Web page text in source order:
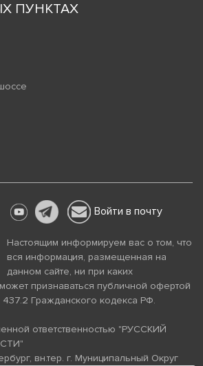
ПУНКТАХ
Войти в почту
Настоящим информируем вас о том, что
вся информация, размещенная на
данном сайте, ни при каких
признаваться публичной офертой
437.2 Гражданского кодекса РФ.
ответственностью "РУССКИЙ
вн.тер. г. Муниципальный Округ